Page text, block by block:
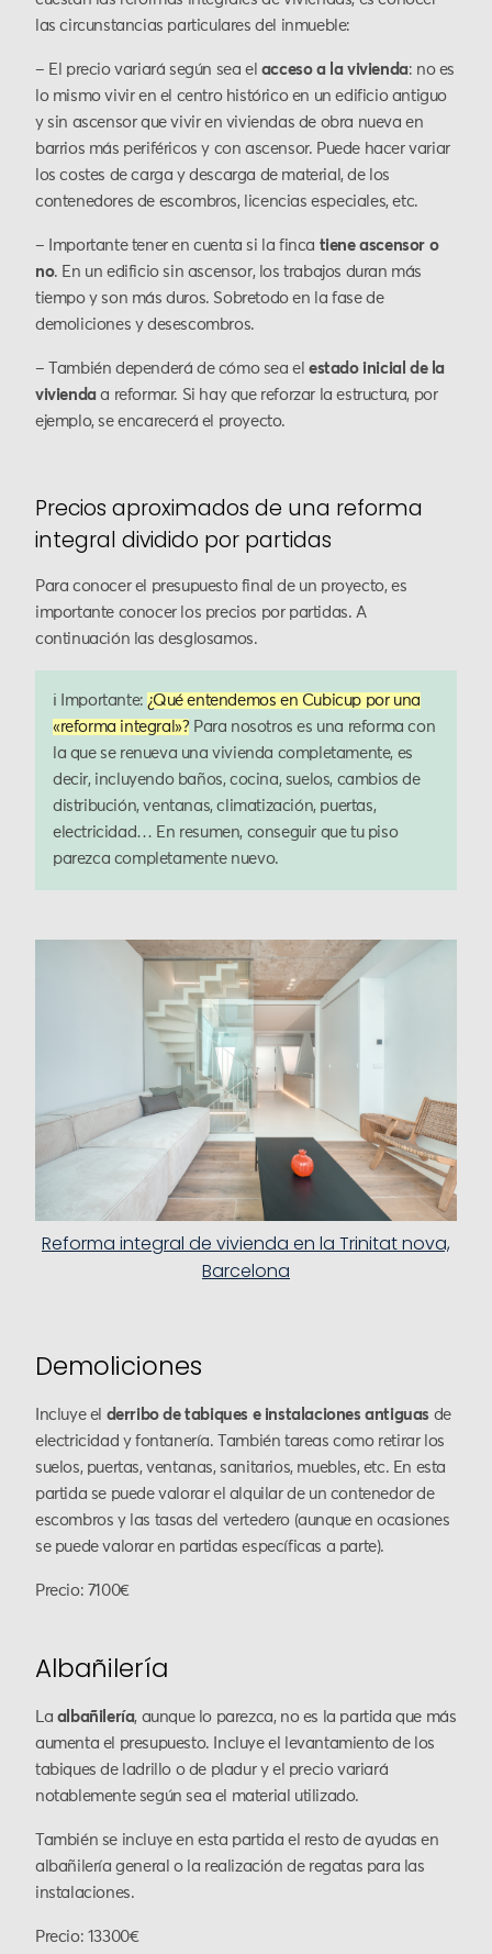
las circunstancias particulares del inmueble:
– El precio variará según sea el acceso a la vivienda: no es
lo mismo vivir en el centro histórico en un edificio antiguo
y sin ascensor que vivir en viviendas de obra nueva en
barrios más periféricos y con ascensor. Puede hacer variar
los costes de carga y descarga de material, de los
contenedores de escombros, licencias especiales, etc.
– Importante tener en cuenta si la finca tiene ascensor o
no. En un edificio sin ascensor, los trabajos duran más
tiempo y son más duros. Sobretodo en la fase de
demoliciones y desescombros.
– También dependerá de cómo sea el estado inicial de la
viviendaa reformar. Si hay que reforzar la estructura, por
ejemplo, se encarecerá el proyecto.
Precios aproximados de una reforma
integral dividido por partidas
Para conocer el presupuesto final de un proyecto, es
importante conocer los precios por partidas. A
continuación las desglosamos.
ℹ️ Importante: ¿Qué entendemos en Cubicup por una
«reforma integral»? Para nosotros es una reforma con
la que se renueva una vivienda completamente, es
decir, incluyendo baños, cocina, suelos, cambios de
distribución, ventanas, climatización, puertas,
electricidad… En resumen, conseguir que tu piso
parezca completamente nuevo.
Reforma integral de vivienda en la Trinitat nova,
Barcelona
Demoliciones
Incluye el derribo de tabiques e instalaciones antiguas de
electricidad y fontanería. También tareas como retirar los
suelos, puertas, ventanas, sanitarios, muebles, etc. En esta
partida se puede valorar el alquilar de un contenedor de
escombros y las tasas del vertedero (aunque en ocasiones
se puede valorar en partidas específicas a parte).
Precio: 7100€
Albañilería
La albañilería, aunque lo parezca, no es la partida que más
aumenta el presupuesto. Incluye el levantamiento de los
tabiques de ladrillo o de pladur y el precio variará
notablemente según sea el material utilizado.
También se incluye en esta partida el resto de ayudas en
albañilería general o la realización de regatas para las
instalaciones.
Precio: 13300€